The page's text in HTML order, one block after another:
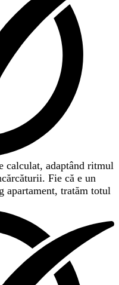
calculat, adaptând ritmul
Fie că e un
apartament, tratăm totul